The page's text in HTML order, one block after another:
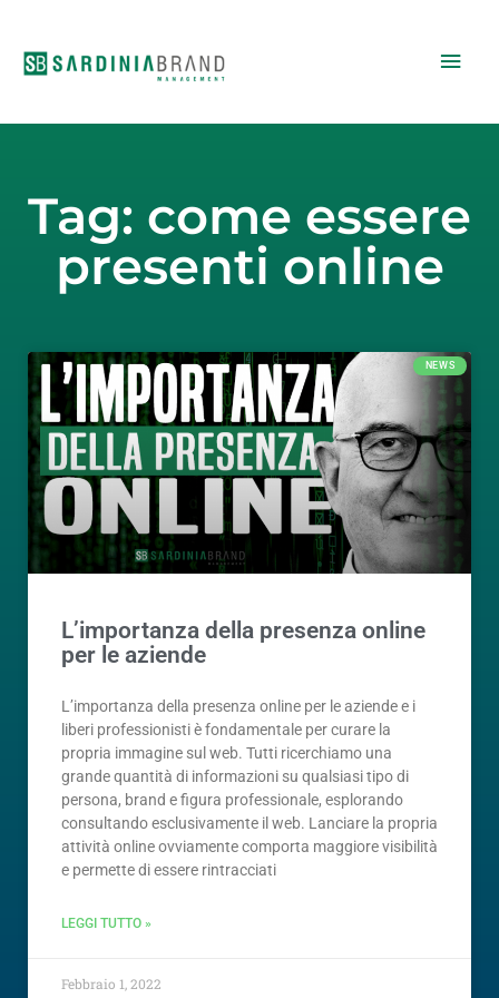
contenuto
Tag: come essere
presenti online
NEWS
L’importanza della presenza online
per le aziende
L’importanza della presenza online per le aziende e i
liberi professionisti è fondamentale per curare la
propria immagine sul web. Tutti ricerchiamo una
grande quantità di informazioni su qualsiasi tipo di
persona, brand e figura professionale, esplorando
consultando esclusivamente il web. Lanciare la propria
attività online ovviamente comporta maggiore visibilità
e permette di essere rintracciati
LEGGI TUTTO »
Febbraio 1, 2022